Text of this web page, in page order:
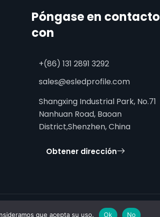
Póngase en contacto
con
+(86) 131 2891 3292
sales@esledprofile.com
Shangxing Industrial Park, No.71
Nanhuan Road, Baoan
District,Shenzhen, China
Obtener dirección
que acepta su uso. Ok No